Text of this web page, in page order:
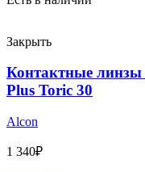
Закрыть
Контактные
Plus Toric 30
Alcon
1 340₽